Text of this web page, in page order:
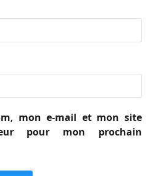
mon e-mail et mon site
pour mon prochain